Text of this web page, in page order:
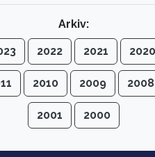
Arkiv:
2022 2021 2020
2010 2009 2008
2001 2000